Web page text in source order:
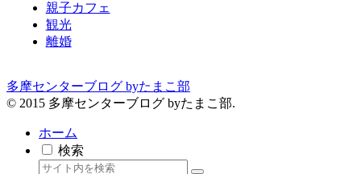
親子カフェ
観光
離婚
多摩センターブログ byたまこ部
© 2015 多摩センターブログ byたまこ部.
ホーム
検索